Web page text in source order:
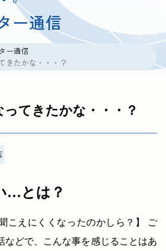
ー通信
ー通信
きたかな・・・？
てきたかな・・・？
…とは？
こえにくくなったのかしら？】 ご
などで、こんな事を感じることはあ